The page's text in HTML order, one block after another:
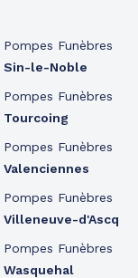
Pompes Funèbres
Sin-le-Noble
Pompes Funèbres
Tourcoing
Pompes Funèbres
Valenciennes
Pompes Funèbres
Villeneuve-d'Ascq
Pompes Funèbres
Wasquehal